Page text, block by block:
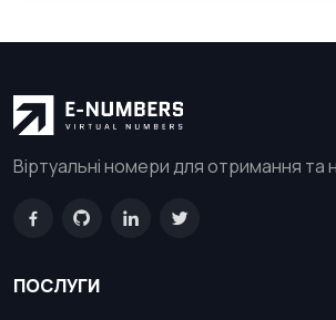
Віртуальні номери для отримання
ПОСЛУГИ